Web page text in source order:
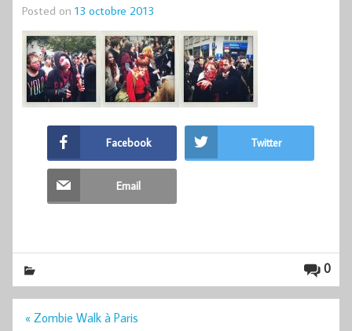
Posted on 13 octobre 2013
Facebook Twitter
Email
0
Navigation
« Zombie Walk à Paris